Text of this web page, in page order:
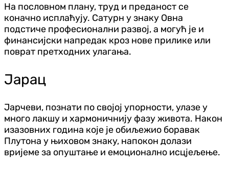
На пословном плану, труд и преданост се
коначно исплаћују. Сатурн у знаку Овна
подстиче професионални развој, а могућ је и
финансијски напредак кроз нове прилике или
поврат претходних улагања.
Јарац
Јарчеви, познати по својој упорности, улазе у
много лакшу и хармоничнију фазу живота. Након
изазовних година које је обиљежио боравак
Плутона у њиховом знаку, напокон долази
вријеме за опуштање и емоционално исцјељење.